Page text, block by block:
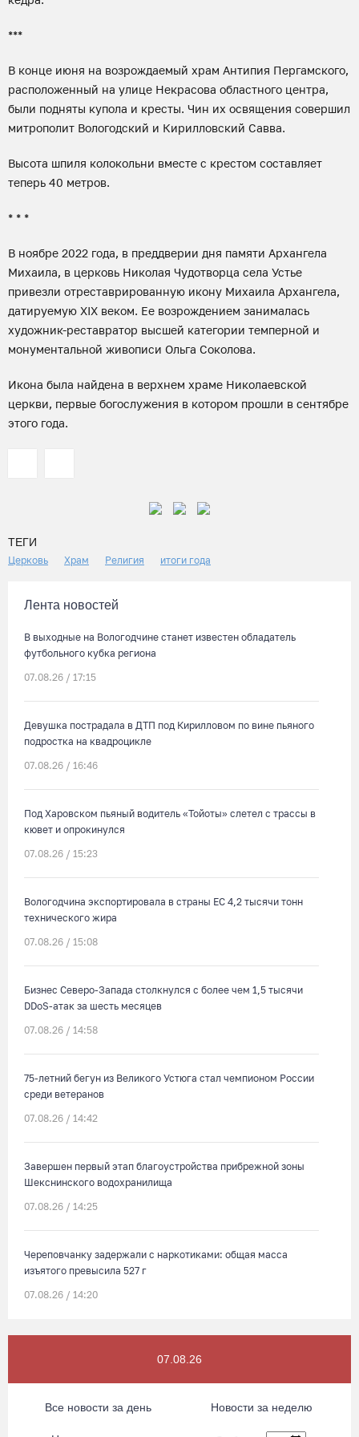
***
В конце июня на возрождаемый храм Антипия Пергамского,
расположенный на улице Некрасова областного центра,
были подняты купола и кресты. Чин их освящения совершил
митрополит Вологодский и Кирилловский Савва.
Высота шпиля колокольни вместе с крестом составляет
теперь 40 метров.
* * *
В ноябре 2022 года, в преддверии дня памяти Архангела
Михаила, в церковь Николая Чудотворца села Устье
привезли отреставрированную икону Михаила Архангела,
датируемую XIX веком. Ее возрождением занималась
художник-реставратор высшей категории темперной и
монументальной живописи Ольга Соколова.
Икона была найдена в верхнем храме Николаевской
церкви, первые богослужения в котором прошли в сентябре
этого года.
ТЕГИ
Церковь Храм Религия итоги года
Лента новостей
В выходные на Вологодчине станет известен обладатель
футбольного кубка региона
07.08.26 / 17:15
Девушка пострадала в ДТП под Кирилловом по вине пьяного
подростка на квадроцикле
07.08.26 / 16:46
Под Харовском пьяный водитель «Тойоты» слетел с трассы в
кювет и опрокинулся
07.08.26 / 15:23
Вологодчина экспортировала в страны ЕС 4,2 тысячи тонн
технического жира
07.08.26 / 15:08
Бизнес Северо-Запада столкнулся с более чем 1,5 тысячи
DDoS-атак за шесть месяцев
07.08.26 / 14:58
75-летний бегун из Великого Устюга стал чемпионом России
среди ветеранов
07.08.26 / 14:42
Завершен первый этап благоустройства прибрежной зоны
Шекснинского водохранилища
07.08.26 / 14:25
Череповчанку задержали с наркотиками: общая масса
изъятого превысила 527 г
07.08.26 / 14:20
07.08.26 / 13:40
В Череповце госпитализировали пострадавшего в ДТП
07.08.26
Все новости за день Новости за неделю